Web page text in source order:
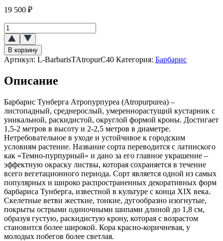
19 500 ₽
Количество
товара
Барбарис
Тунберга
Атропурпуреа
В корзину
Артикул: L-BarbarisTAtropurC40 Категория: Барбарис
Описание
Барбарис Тунберга Атропурпуреа (Atropurpurea) –
листопадный, среднерослый, умереннорастущий кустарник с
уникальной, раскидистой, округлой формой кроны. Достигает
1,5-2 метров в высоту и 2-2,5 метров в диаметре.
Нетребовательное в уходе и устойчивое к городским
условиям растение. Название сорта переводится с латинского
как «Темно-пурпурный» и дано за его главное украшение –
эффектную окраску листвы, которая сохраняется в течение
всего вегетационного периода. Сорт является одной из самых
популярных и широко распространенных декоративных форм
барбариса Тунберга, известной в культуре с конца XIX века.
Скелетные ветви жесткие, тонкие, дугообразно изогнутые,
покрыты острыми одиночными шипами длиной до 1,8 см,
образуя густую, раскидистую крону, которая с возрастом
становится более широкой. Кора красно-коричневая, у
молодых побегов более светлая.